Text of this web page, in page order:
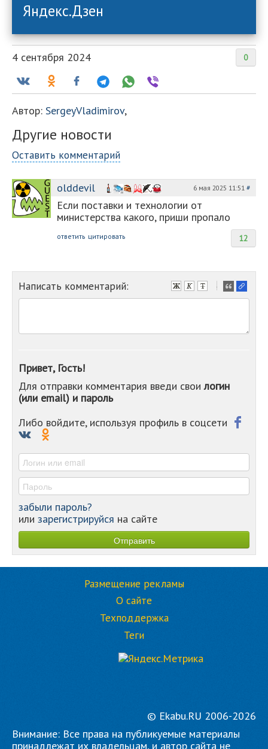
Яндекс.Дзен
0
4 сентября 2024
Автор: SergeyVladimirov,
Другие новости
Оставить комментарий
olddevil 6 мая 2025 11:51 #
Если поставки и технологии от
министерства какого, приши пропало
12
ответить цитировать
Написать комментарий:
-
-
-
-
-
Привет, Гость!
Для отправки комментария введи своилогин
(или email) и пароль
Либо войдите, используя профиль в соцсети
забыли пароль?
или зарегистрируйся на сайте
Размещение рекламы
О сайте
Техподдержка
Теги
© Ekabu.RU 2006-2026
Внимание: Все права на публикуемые материалы
принадлежат их владельцам, и автор сайта не